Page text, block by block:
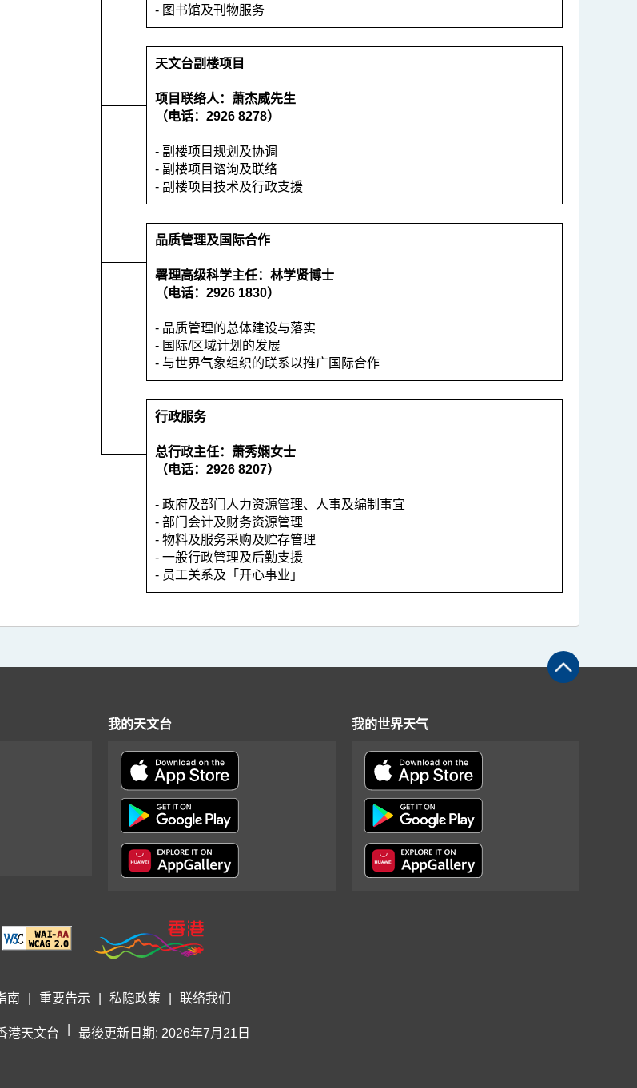
- 图书馆及刊物服务
天文台副楼项目
项目联络人：萧杰威先生
（电话：2926 8278）
- 副楼项目规划及协调
- 副楼项目谘询及联络
- 副楼项目技术及行政支援
品质管理及国际合作
署理高级科学主任：林学贤博士
（电话：2926 1830）
- 品质管理的总体建设与落实
- 国际/区域计划的发展
- 与世界气象组织的联系以推广国际合作
行政服务
总行政主任：萧秀娴女士
（电话：2926 8207）
- 政府及部门人力资源管理、人事及编制事宜
- 部门会计及财务资源管理
- 物料及服务采购及贮存管理
- 一般行政管理及后勤支援
- 员工关系及「开心事业」
我的天文台 我的世界天气
南 重要告示 私隐政策 联络我们
港天文台 最後更新日期: 2026年7月21日